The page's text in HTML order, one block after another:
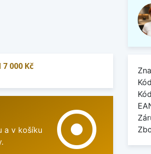
000 Kč
a v košíku
adjust
Kód